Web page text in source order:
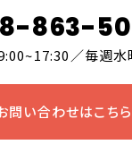
863-
／毎週水
問い合わせはこちら